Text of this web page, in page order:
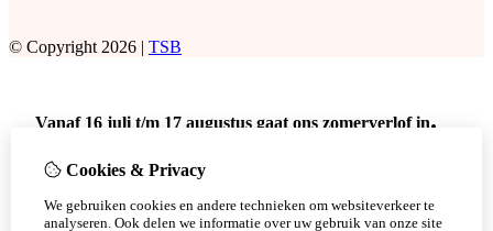
© Copyright 2026 | TSB
Cookies & Privacy
We gebruiken cookies en andere technieken om websiteverkeer te
analyseren. Ook delen we informatie over uw gebruik van onze site
Vanaf 16 juli t/m 17 augustus gaat ons zomerverlof in.
Dat betekend dat er geen bestellingen meer verstuurd worden
Er kunnen wel bestellingen afgehaald wordenop afspraak
deze periode.